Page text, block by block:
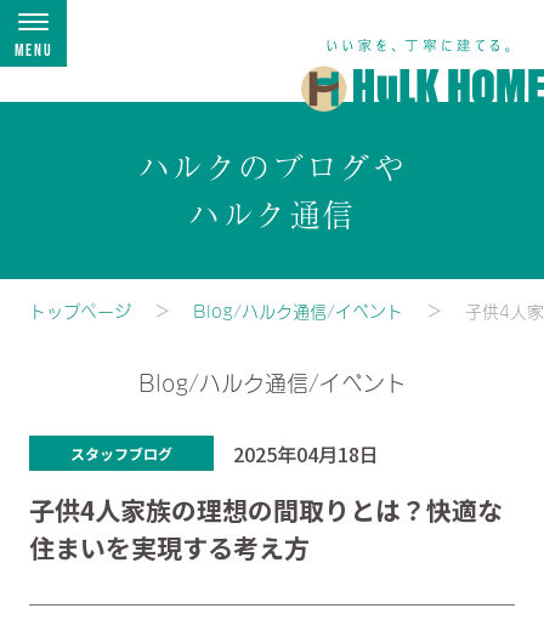
Menu
ハルクのブログや
ハルク通信
トップページ Blog/ハルク通信/イベント 子供4人
Blog/ハルク通信/イベント
スタッフブログ 2025年04月18日
子供4人家族の理想の間取りとは？快適な
住まいを実現する考え方